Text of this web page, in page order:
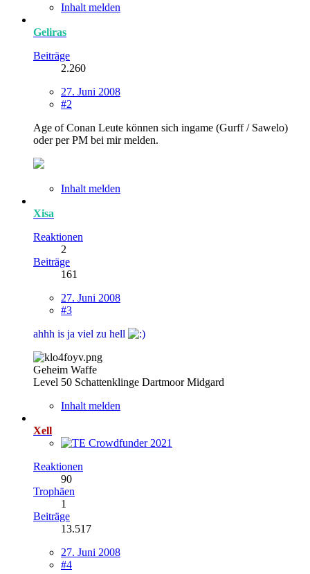
Inhalt melden
Geliras
Beiträge
2.260
27. Juni 2008
#2
Age of Conan Leute können sich ingame (Gurff / Sawelo)
oder per PM bei mir melden.
Inhalt melden
Xisa
Reaktionen
2
Beiträge
161
27. Juni 2008
#3
ahhh is ja viel zu hell
Geheim Waffe
Level 50 Schattenklinge Dartmoor Midgard
Inhalt melden
Xell
Reaktionen
90
Trophäen
1
Beiträge
13.517
27. Juni 2008
#4